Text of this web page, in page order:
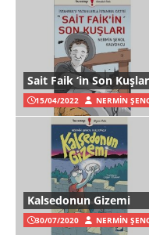
Sait Faik ‘in Son
15/04/2022 NERMIN
Kalsedonun Gizemi
30/07/2020 NERMIN